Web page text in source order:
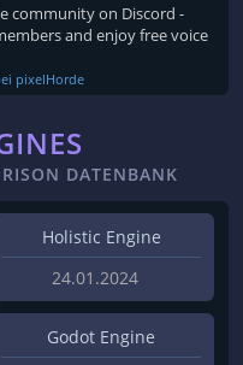
community on Discord -
and enjoy free voice
pixelHorde
DATENBANK
Holistic Engine
24.01.2024
Godot Engine